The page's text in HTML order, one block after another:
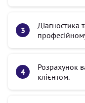
Діагностика
Розрахунок
клієнтом.